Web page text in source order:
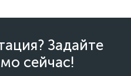
Задайте
сейчас!